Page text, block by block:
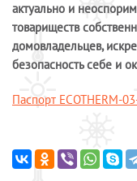
актуально и
товариществ
домовладельцев,
безопасность себе и
Паспорт ECOTHERM-